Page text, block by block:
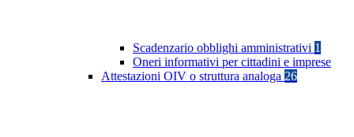
Scadenzario obblighi amministrativi 1
Oneri informativi per cittadini e imprese
Attestazioni OIV o struttura analoga 26